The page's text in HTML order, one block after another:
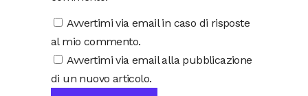
Avvertimi via email in caso di risposte
al mio commento.
Avvertimi via email alla pubblicazione
di un nuovo articolo.